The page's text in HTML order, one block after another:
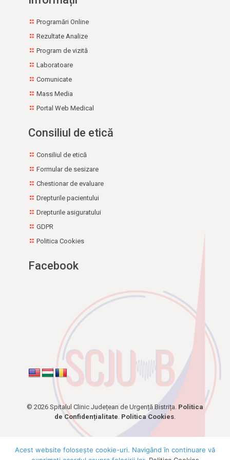
Adrese utile
Programări Online
Rezultate Analize
Program de vizită
Laboratoare
Comunicate
Mass Media
Portal Web Medical
Consiliul de etică
Consiliul de etică
Formular de sesizare
Chestionar de evaluare
Drepturile pacientului
Drepturile asiguratului
GDPR
Politica Cookies
Facebook
© 2026 Spitalul Clinic Județean de Urgență Bistrița. Politica
de Confidențialitate Politica Cookies
Acest website foloseşte cookie-uri. Navigând în continuare vă